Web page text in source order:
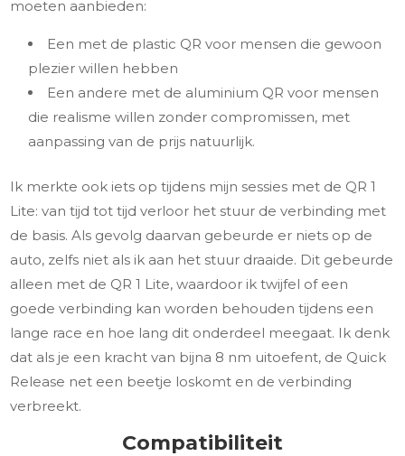
moeten aanbieden:
Een met de plastic QR voor mensen die gewoon
plezier willen hebben
Een andere met de aluminium QR voor mensen
die realisme willen zonder compromissen, met
aanpassing van de prijs natuurlijk.
Ik merkte ook iets op tijdens mijn sessies met de QR 1
Lite: van tijd tot tijd verloor het stuur de verbinding met
de basis. Als gevolg daarvan gebeurde er niets op de
auto, zelfs niet als ik aan het stuur draaide. Dit gebeurde
alleen met de QR 1 Lite, waardoor ik twijfel of een
goede verbinding kan worden behouden tijdens een
lange race en hoe lang dit onderdeel meegaat. Ik denk
dat als je een kracht van bijna 8 nm uitoefent, de Quick
Release net een beetje loskomt en de verbinding
verbreekt.
Compatibiliteit